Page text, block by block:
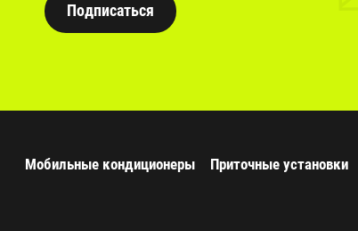
Подписаться
Мобильные кондиционеры Приточные установки